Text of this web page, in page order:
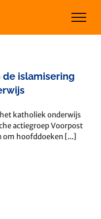
islamisering
katholiek onderwijs
actiegroep Voorpost
om hoofddoeken [...]